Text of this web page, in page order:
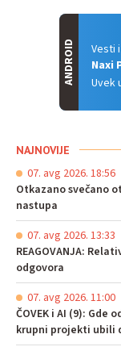
Vesti
Naxi
Uvek
ANDROID
NAJNOVIJE
07. avg 2026. 18:56
Otkazano svečano
nastupa
07. avg 2026. 13:33
REAGOVANJA:
odgovora
07. avg 2026. 11:00
ČOVEK i AI (9): Gde
krupni projekti ubili